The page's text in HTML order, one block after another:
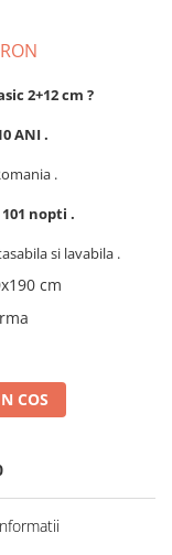
2+12 cm ?
ANI .
.
101 nopti .
si lavabila .
cm
COS